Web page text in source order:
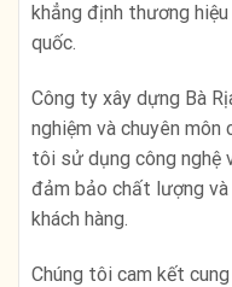
khẳng định thương
quốc.
Công ty xây dựng Bà
nghiệm và chuyên môn
tôi sử dụng công nghệ
đảm bảo chất lượng
khách hàng.
Chúng tôi cam kết